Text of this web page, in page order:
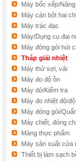
Máy bốc xếp/
Máy cán bột hai
Máy trác đạc
Máy/Dụng cụ đai
Máy đóng gói hút
Tháp giải nhiệt
Máy thử sợi, vải
Máy đo độ ồn
Máy dò/Kiểm tra
Máy đo nhiệt độ/
Máy đóng gói/
Máy chiết, đóng
Màng thực phẩm
Máy sản xuất cửa
Thiết bị làm sạch